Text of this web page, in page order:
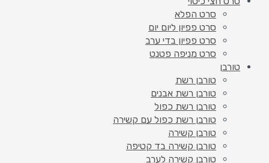
סרט הפלא
סרט פפיון ליום יום
סרט פפיון בדי ערב
סרט מניפה פטנט
טורבן
טורבן רשת
טורבן רשת אבנים
טורבן רשת כפול
טורבן רשת כפול עם קשירה
טורבן קשירה
טורבן קשירה בד קטיפה
טורבן קשירה לערב